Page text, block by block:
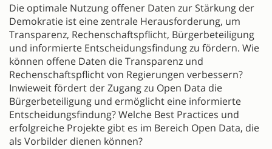
Die optimale Nutzung offener Daten zur Stärkung der
Demokratie ist eine zentrale Herausforderung, um
Transparenz, Rechenschaftspflicht, Bürgerbeteiligung
und informierte Entscheidungsfindung zu fördern. Wie
können offene Daten die Transparenz und
Rechenschaftspflicht von Regierungen verbessern?
Inwieweit fördert der Zugang zu Open Data die
Bürgerbeteiligung und ermöglicht eine informierte
Entscheidungsfindung? Welche Best Practices und
erfolgreiche Projekte gibt es im Bereich Open Data, die
als Vorbilder dienen können?